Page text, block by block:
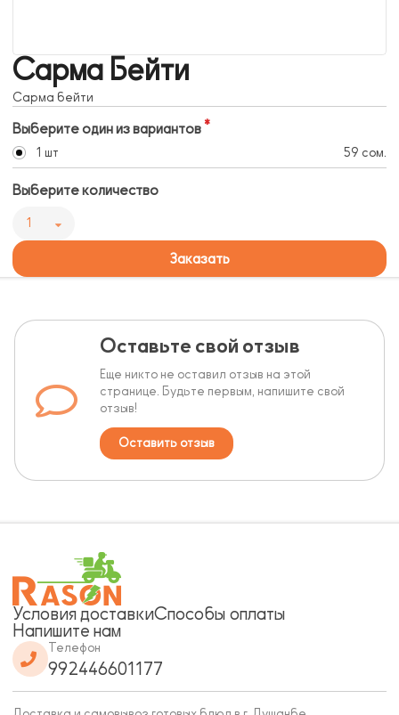
Сарма Бейти
Сарма бейти
Выберите один из вариантов
1 шт 59 сом.
Выберите количество
1
Заказать
Оставьте свой отзыв
Еще никто не оставил отзыв на этой
странице. Будьте первым, напишите свой
отзыв!
Оставить отзыв
Условия доставкиСпособы оплаты
Напишите нам
Телефон
992446601177